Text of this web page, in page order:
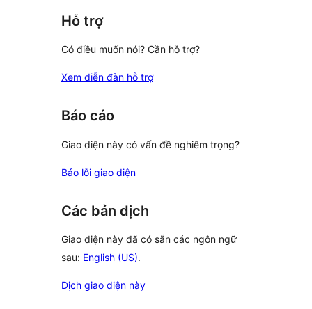
Hỗ trợ
Có điều muốn nói? Cần hỗ trợ?
Xem diễn đàn hỗ trợ
Báo cáo
Giao diện này có vấn đề nghiêm trọng?
Báo lỗi giao diện
Các bản dịch
Giao diện này đã có sẵn các ngôn ngữ
sau: English (US).
Dịch giao diện này